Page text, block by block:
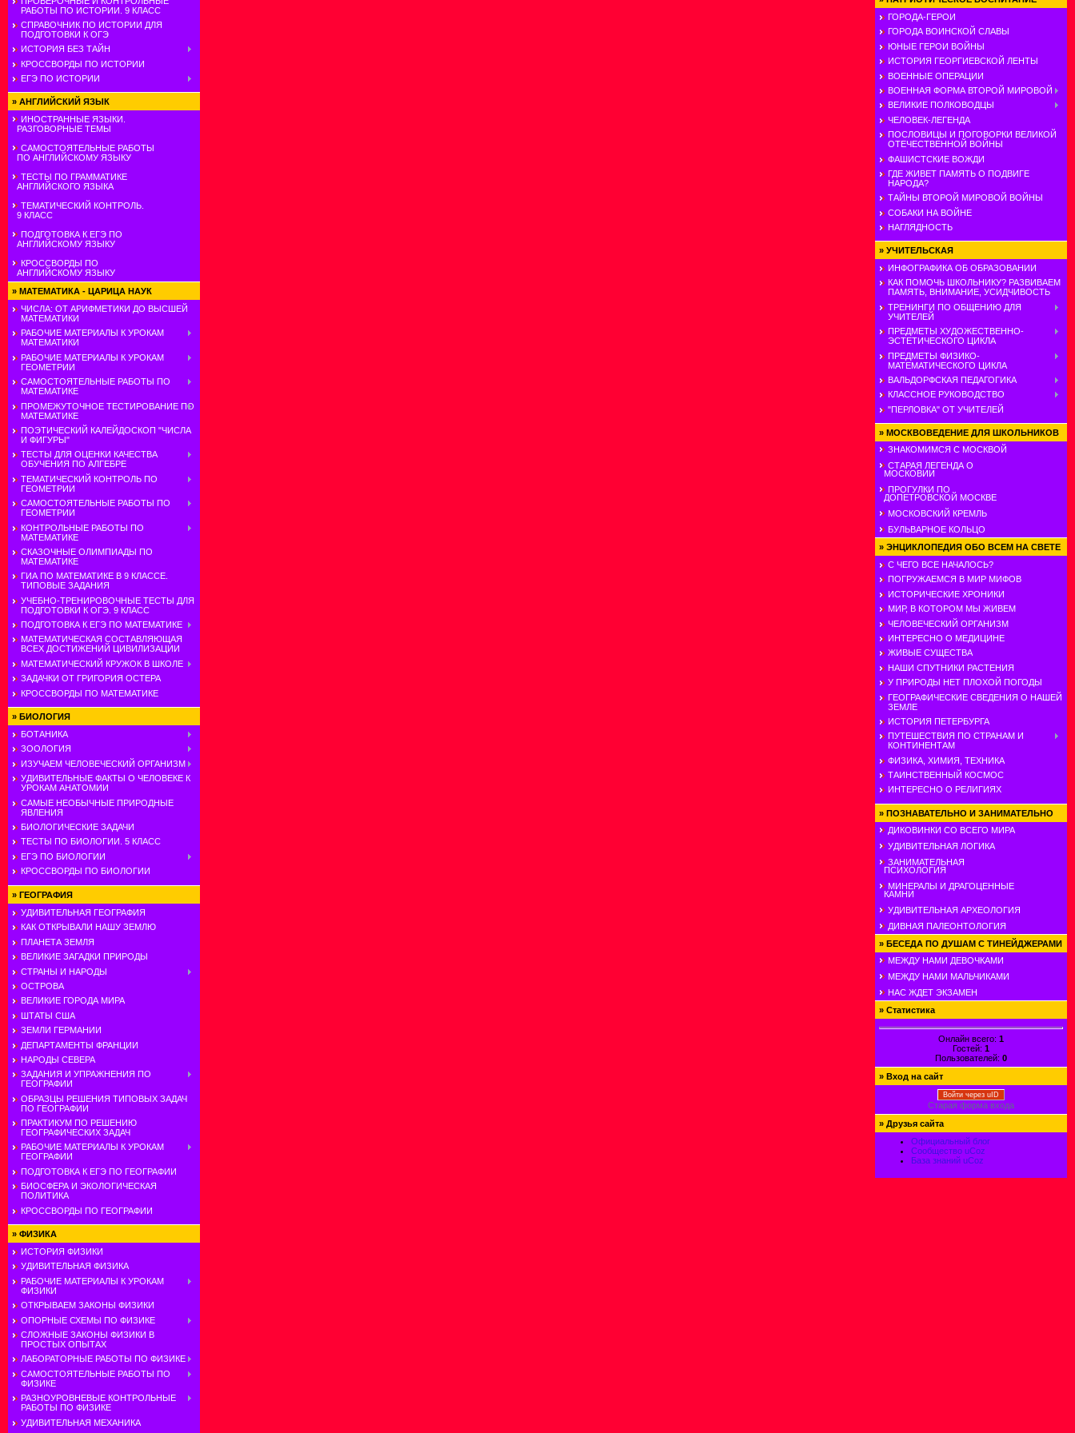
РАБОТЫ ПО ИСТОРИИ. 9 КЛАСС
СПРАВОЧНИК ПО ИСТОРИИ ДЛЯ
ПОДГОТОВКИ К ОГЭ
ИСТОРИЯ БЕЗ ТАЙН
КРОССВОРДЫ ПО ИСТОРИИ
ЕГЭ ПО ИСТОРИИ
» АНГЛИЙСКИЙ ЯЗЫК
ИНОСТРАННЫЕ ЯЗЫКИ.
РАЗГОВОРНЫЕ ТЕМЫ
САМОСТОЯТЕЛЬНЫЕ РАБОТЫ
ПО АНГЛИЙСКОМУ ЯЗЫКУ
ТЕСТЫ ПО ГРАММАТИКЕ
АНГЛИЙСКОГО ЯЗЫКА
ТЕМАТИЧЕСКИЙ КОНТРОЛЬ.
9 КЛАСС
ПОДГОТОВКА К ЕГЭ ПО
АНГЛИЙСКОМУ ЯЗЫКУ
КРОССВОРДЫ ПО
АНГЛИЙСКОМУ ЯЗЫКУ
» МАТЕМАТИКА - ЦАРИЦА НАУК
ЧИСЛА: ОТ АРИФМЕТИКИ ДО ВЫСШЕЙ
МАТЕМАТИКИ
РАБОЧИЕ МАТЕРИАЛЫ К УРОКАМ
МАТЕМАТИКИ
РАБОЧИЕ МАТЕРИАЛЫ К УРОКАМ
ГЕОМЕТРИИ
САМОСТОЯТЕЛЬНЫЕ РАБОТЫ ПО
МАТЕМАТИКЕ
ПРОМЕЖУТОЧНОЕ ТЕСТИРОВАНИЕ ПО
МАТЕМАТИКЕ
ПОЭТИЧЕСКИЙ КАЛЕЙДОСКОП "ЧИСЛА
И ФИГУРЫ"
ТЕСТЫ ДЛЯ ОЦЕНКИ КАЧЕСТВА
ОБУЧЕНИЯ ПО АЛГЕБРЕ
ТЕМАТИЧЕСКИЙ КОНТРОЛЬ ПО
ГЕОМЕТРИИ
САМОСТОЯТЕЛЬНЫЕ РАБОТЫ ПО
ГЕОМЕТРИИ
КОНТРОЛЬНЫЕ РАБОТЫ ПО
МАТЕМАТИКЕ
СКАЗОЧНЫЕ ОЛИМПИАДЫ ПО
МАТЕМАТИКЕ
ГИА ПО МАТЕМАТИКЕ В 9 КЛАССЕ.
ТИПОВЫЕ ЗАДАНИЯ
УЧЕБНО-ТРЕНИРОВОЧНЫЕ ТЕСТЫ ДЛЯ
ПОДГОТОВКИ К ОГЭ. 9 КЛАСС
ПОДГОТОВКА К ЕГЭ ПО МАТЕМАТИКЕ
МАТЕМАТИЧЕСКАЯ СОСТАВЛЯЮЩАЯ
ВСЕХ ДОСТИЖЕНИЙ ЦИВИЛИЗАЦИИ
МАТЕМАТИЧЕСКИЙ КРУЖОК В ШКОЛЕ
ЗАДАЧКИ ОТ ГРИГОРИЯ ОСТЕРА
КРОССВОРДЫ ПО МАТЕМАТИКЕ
» БИОЛОГИЯ
БОТАНИКА
ЗООЛОГИЯ
ИЗУЧАЕМ ЧЕЛОВЕЧЕСКИЙ ОРГАНИЗМ
УДИВИТЕЛЬНЫЕ ФАКТЫ О ЧЕЛОВЕКЕ К
УРОКАМ АНАТОМИИ
САМЫЕ НЕОБЫЧНЫЕ ПРИРОДНЫЕ
ЯВЛЕНИЯ
БИОЛОГИЧЕСКИЕ ЗАДАЧИ
ТЕСТЫ ПО БИОЛОГИИ. 5 КЛАСС
ЕГЭ ПО БИОЛОГИИ
КРОССВОРДЫ ПО БИОЛОГИИ
» ГЕОГРАФИЯ
УДИВИТЕЛЬНАЯ ГЕОГРАФИЯ
КАК ОТКРЫВАЛИ НАШУ ЗЕМЛЮ
ПЛАНЕТА ЗЕМЛЯ
ВЕЛИКИЕ ЗАГАДКИ ПРИРОДЫ
СТРАНЫ И НАРОДЫ
ОСТРОВА
ВЕЛИКИЕ ГОРОДА МИРА
ШТАТЫ США
ЗЕМЛИ ГЕРМАНИИ
ДЕПАРТАМЕНТЫ ФРАНЦИИ
НАРОДЫ СЕВЕРА
ЗАДАНИЯ И УПРАЖНЕНИЯ ПО
ГЕОГРАФИИ
ОБРАЗЦЫ РЕШЕНИЯ ТИПОВЫХ ЗАДАЧ
ПО ГЕОГРАФИИ
ПРАКТИКУМ ПО РЕШЕНИЮ
ГЕОГРАФИЧЕСКИХ ЗАДАЧ
РАБОЧИЕ МАТЕРИАЛЫ К УРОКАМ
ГЕОГРАФИИ
ПОДГОТОВКА К ЕГЭ ПО ГЕОГРАФИИ
БИОСФЕРА И ЭКОЛОГИЧЕСКАЯ
ПОЛИТИКА
КРОССВОРДЫ ПО ГЕОГРАФИИ
» ФИЗИКА
ИСТОРИЯ ФИЗИКИ
УДИВИТЕЛЬНАЯ ФИЗИКА
РАБОЧИЕ МАТЕРИАЛЫ К УРОКАМ
ФИЗИКИ
ОТКРЫВАЕМ ЗАКОНЫ ФИЗИКИ
ОПОРНЫЕ СХЕМЫ ПО ФИЗИКЕ
СЛОЖНЫЕ ЗАКОНЫ ФИЗИКИ В
ПРОСТЫХ ОПЫТАХ
ЛАБОРАТОРНЫЕ РАБОТЫ ПО ФИЗИКЕ
САМОСТОЯТЕЛЬНЫЕ РАБОТЫ ПО
ФИЗИКЕ
РАЗНОУРОВНЕВЫЕ КОНТРОЛЬНЫЕ
РАБОТЫ ПО ФИЗИКЕ
УДИВИТЕЛЬНАЯ МЕХАНИКА
ГОРОДА-ГЕРОИ
ГОРОДА ВОИНСКОЙ СЛАВЫ
ЮНЫЕ ГЕРОИ ВОЙНЫ
ИСТОРИЯ ГЕОРГИЕВСКОЙ ЛЕНТЫ
ВОЕННЫЕ ОПЕРАЦИИ
ВОЕННАЯ ФОРМА ВТОРОЙ МИРОВОЙ
ВЕЛИКИЕ ПОЛКОВОДЦЫ
ЧЕЛОВЕК-ЛЕГЕНДА
ПОСЛОВИЦЫ И ПОГОВОРКИ ВЕЛИКОЙ
ОТЕЧЕСТВЕННОЙ ВОЙНЫ
ФАШИСТСКИЕ ВОЖДИ
ГДЕ ЖИВЕТ ПАМЯТЬ О ПОДВИГЕ
НАРОДА?
ТАЙНЫ ВТОРОЙ МИРОВОЙ ВОЙНЫ
СОБАКИ НА ВОЙНЕ
НАГЛЯДНОСТЬ
» УЧИТЕЛЬСКАЯ
ИНФОГРАФИКА ОБ ОБРАЗОВАНИИ
КАК ПОМОЧЬ ШКОЛЬНИКУ? РАЗВИВАЕМ
ПАМЯТЬ, ВНИМАНИЕ, УСИДЧИВОСТЬ
ТРЕНИНГИ ПО ОБЩЕНИЮ ДЛЯ
УЧИТЕЛЕЙ
ПРЕДМЕТЫ ХУДОЖЕСТВЕННО-
ЭСТЕТИЧЕСКОГО ЦИКЛА
ПРЕДМЕТЫ ФИЗИКО-
МАТЕМАТИЧЕСКОГО ЦИКЛА
ВАЛЬДОРФСКАЯ ПЕДАГОГИКА
КЛАССНОЕ РУКОВОДСТВО
"ПЕРЛОВКА" ОТ УЧИТЕЛЕЙ
» МОСКВОВЕДЕНИЕ ДЛЯ ШКОЛЬНИКОВ
ЗНАКОМИМСЯ С МОСКВОЙ
СТАРАЯ ЛЕГЕНДА О
МОСКОВИИ
ПРОГУЛКИ ПО
ДОПЕТРОВСКОЙ МОСКВЕ
МОСКОВСКИЙ КРЕМЛЬ
БУЛЬВАРНОЕ КОЛЬЦО
» ЭНЦИКЛОПЕДИЯ ОБО ВСЕМ НА СВЕТЕ
С ЧЕГО ВСЕ НАЧАЛОСЬ?
ПОГРУЖАЕМСЯ В МИР МИФОВ
ИСТОРИЧЕСКИЕ ХРОНИКИ
МИР, В КОТОРОМ МЫ ЖИВЕМ
ЧЕЛОВЕЧЕСКИЙ ОРГАНИЗМ
ИНТЕРЕСНО О МЕДИЦИНЕ
ЖИВЫЕ СУЩЕСТВА
НАШИ СПУТНИКИ РАСТЕНИЯ
У ПРИРОДЫ НЕТ ПЛОХОЙ ПОГОДЫ
ГЕОГРАФИЧЕСКИЕ СВЕДЕНИЯ О НАШЕЙ
ЗЕМЛЕ
ИСТОРИЯ ПЕТЕРБУРГА
ПУТЕШЕСТВИЯ ПО СТРАНАМ И
КОНТИНЕНТАМ
ФИЗИКА, ХИМИЯ, ТЕХНИКА
ТАИНСТВЕННЫЙ КОСМОС
ИНТЕРЕСНО О РЕЛИГИЯХ
» ПОЗНАВАТЕЛЬНО И ЗАНИМАТЕЛЬНО
ДИКОВИНКИ СО ВСЕГО МИРА
УДИВИТЕЛЬНАЯ ЛОГИКА
ЗАНИМАТЕЛЬНАЯ
ПСИХОЛОГИЯ
МИНЕРАЛЫ И ДРАГОЦЕННЫЕ
КАМНИ
УДИВИТЕЛЬНАЯ АРХЕОЛОГИЯ
ДИВНАЯ ПАЛЕОНТОЛОГИЯ
» БЕСЕДА ПО ДУШАМ С ТИНЕЙДЖЕРАМИ
МЕЖДУ НАМИ ДЕВОЧКАМИ
МЕЖДУ НАМИ МАЛЬЧИКАМИ
НАС ЖДЕТ ЭКЗАМЕН
» Статистика
Онлайн всего: 1
Гостей: 1
Пользователей: 0
» Вход на сайт
Войти через uID
Старая форма входа
» Друзья сайта
Официальный блог
Сообщество uCoz
База знаний uCoz